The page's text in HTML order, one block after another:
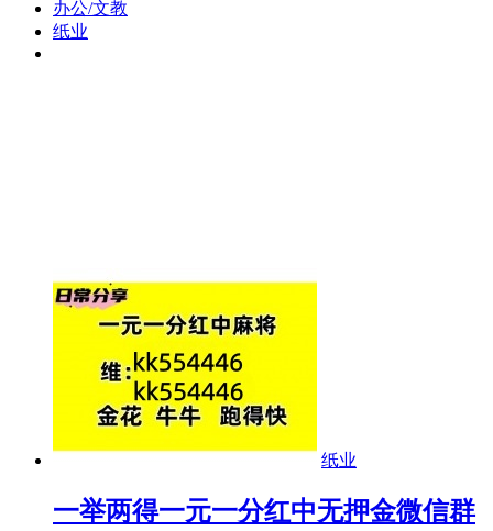
办公/文教
纸业
纸业
一举两得一元一分红中无押金微信群